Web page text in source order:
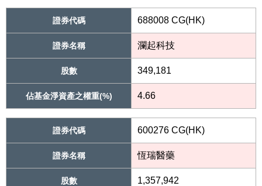
證券代碼 688008 CG(HK)
證券名稱 瀾起科技
股數 349,181
佔基金淨資產之權重(%) 4.66
證券代碼 600276 CG(HK)
證券名稱 恆瑞醫藥
股數 1,357,942